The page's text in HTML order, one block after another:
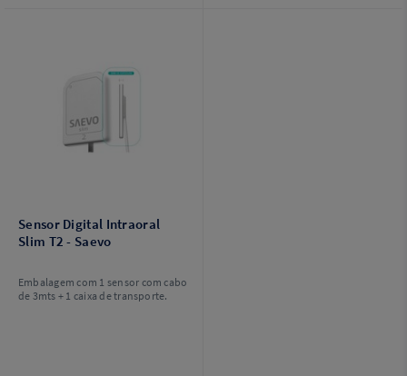
Sensor Digital Intraoral
Slim T2 - Saevo
Embalagem com 1 sensor com cabo
de 3mts + 1 caixa de transporte.